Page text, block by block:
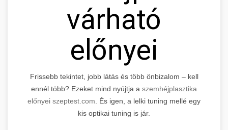
várható
előnyei
Frissebb tekintet, jobb látás és több önbizalom – kell
ennél több? Ezeket mind nyújtja a szemhéjplasztika
előnyei szeptest.com . És igen, a lelki tuning mellé egy
kis optikai tuning is jár.